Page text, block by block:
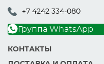
+7 4242 334-080
Группа WhatsApp
КОНТАКТЫ